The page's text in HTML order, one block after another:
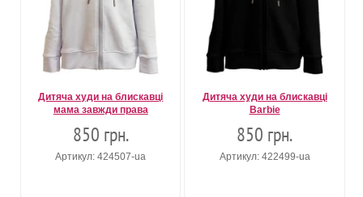
Дитяча худи на блискавці
мама завжди права
850 грн.
Артикул: 424507-ua
Дитяча худи на блискавці
Barbie
850 грн.
Артикул: 422499-ua